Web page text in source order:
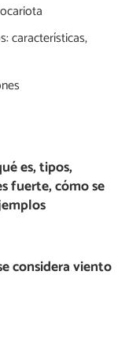
características,
es, tipos,
fuerte, cómo se
considera viento